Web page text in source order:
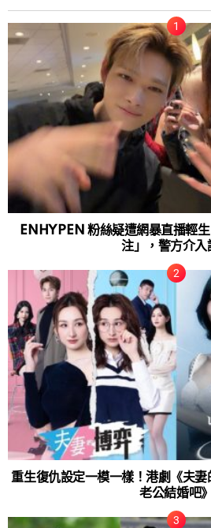
ENHYPEN 粉絲疑遭網暴直播輕
注」，警方介入
重生復仇設定一模一樣！港劇《夫
老公結婚吧》